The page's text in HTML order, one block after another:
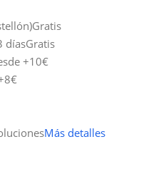
Gratis
díasGratis
+10€
Más detalles